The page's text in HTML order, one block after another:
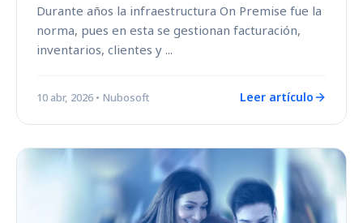
Durante años la infraestructura On Premise fue la
norma, pues en esta se gestionan facturación,
inventarios, clientes y ...
10 abr, 2026 • Nubosoft Leer artículo